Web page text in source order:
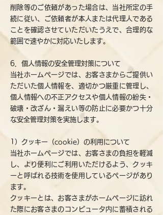
削除等のご依頼があった場合は、当社所定の手
続に従い、ご依頼者が本人または代理人である
ことを確認させていただいたうえで、合理的な
範囲で速やかに対応いたします。
6．個人情報の安全管理対策について
当社ホームページでは、お客さまからご提供い
ただいた個人情報を、適切かつ厳重に管理し、
個人情報への不正アクセスや個人情報の紛失・
破壊・改ざん・漏えい等の防止に必要かつ十分
な安全管理対策を実施します。
1）クッキー（cookie）の利用について
当社ホームページでは、お客さまの負担を軽減
し、より便利にご利用いただけるよう、クッキ
ーと呼ばれる技術を使用しているページがあり
ます。
クッキーとは、お客さまがホームページに訪れ
た際にお客さまのコンピュータ内に蓄積される